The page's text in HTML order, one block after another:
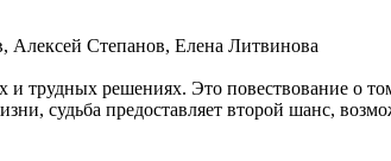
Степанов, Елена Литвинова
трудных решениях. Это повествование о
судьба предоставляет второй шанс,